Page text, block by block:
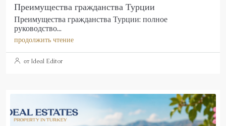
Преимущества гражданства Турции
Преимущества гражданства Турции: полное
руководство...
продолжить чтение
от Ideal Editor